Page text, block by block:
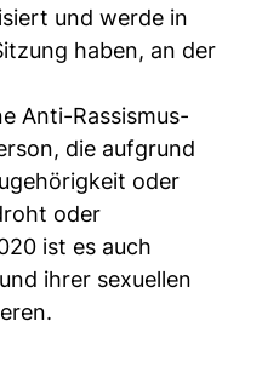
und werde in
haben, an der
Anti-Rassismus-
die aufgrund
oder
oder
ist es auch
ihrer sexuellen